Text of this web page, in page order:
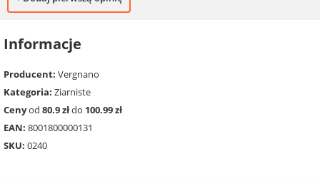
Informacje
Producent: Vergnano
Kategoria: Ziarniste
Cenyod 80.9 złdo 100.99 zł
EAN: 8001800000131
SKU: 0240